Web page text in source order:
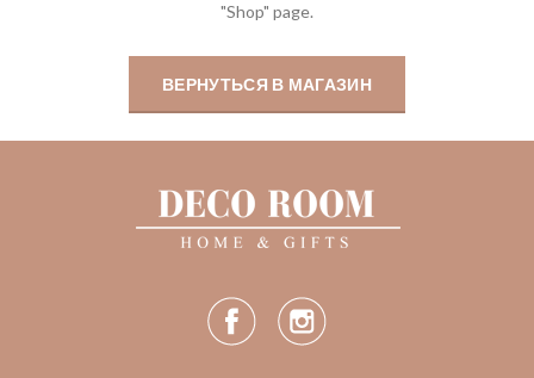
"Shop" page.
ВЕРНУТЬСЯ В МАГАЗИН